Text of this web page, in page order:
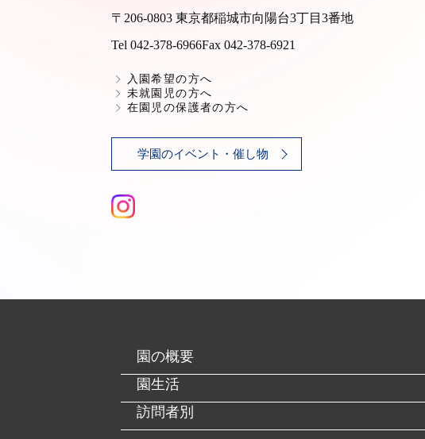
〒206-0803 東京都稲城市向陽台3丁目3番地
Tel 042-378-6966Fax 042-378-6921
入園希望の方へ
未就園児の方へ
在園児の保護者の方へ
学園のイベント・催し物
園の概要
園生活
訪問者別